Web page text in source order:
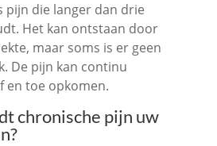
pijn die langer dan drie
Het kan ontstaan door
maar soms is er geen
De pijn kan continu
en toe opkomen.
chronische pijn uw